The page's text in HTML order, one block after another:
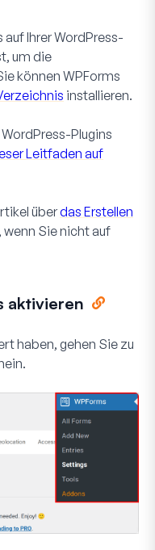
Ihrer WordPress-
um die
können WPForms
installieren.
Plugins
Leitfaden auf
überdas Erstellen
wenn Sie nicht auf
aktivieren
haben, gehen Sie zu
.